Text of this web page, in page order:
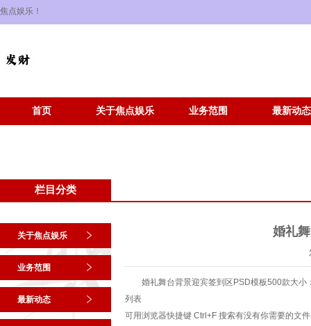
焦点娱乐！
首页 关于焦点娱乐 业务范围 最新动态
栏目分类
关于焦点娱乐
业务范围
最新动态
婚礼
婚礼舞台背景迎宾签到区PSD模板500款大
列表
可用浏览器快捷键 Ctrl+F 搜索有没有你需要的文件